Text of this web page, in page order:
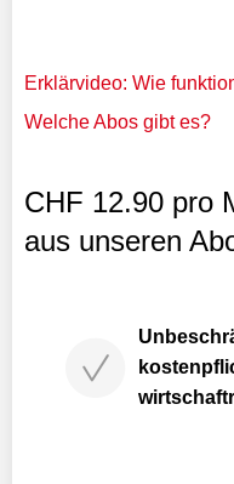
Erklärvideo: Wie
Welche Abos gibt es?
CHF 12.90 pro
aus unseren